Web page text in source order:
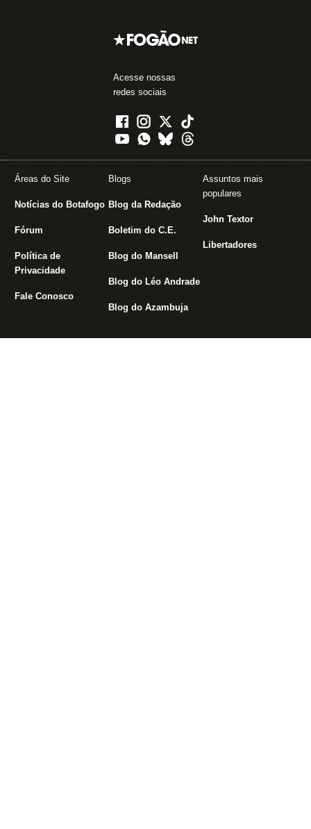
Acesse nossas
redes sociais
Áreas do Site
Notícias do Botafogo
Fórum
Política de
Privacidade
Fale Conosco
Blogs
Blog da Redação
Boletim do C.E.
Blog do Mansell
Blog do Léo Andrade
Blog do Azambuja
Assuntos mais
populares
John Textor
Libertadores